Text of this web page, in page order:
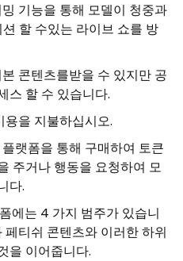
기능을 통해 모델이 청중과
할 수있는 라이브 쇼를 방
콘텐츠를받을 수 있지만 공
스 할 수 있습니다.
용을 지불하십시오.
랫폼을 통해 구매하여 토큰
주거나 행동을 요청하여 모
다.
에는 4 가지 범주가 있습니
페티쉬 콘텐츠와 이러한 하위
을 이어줍니다.